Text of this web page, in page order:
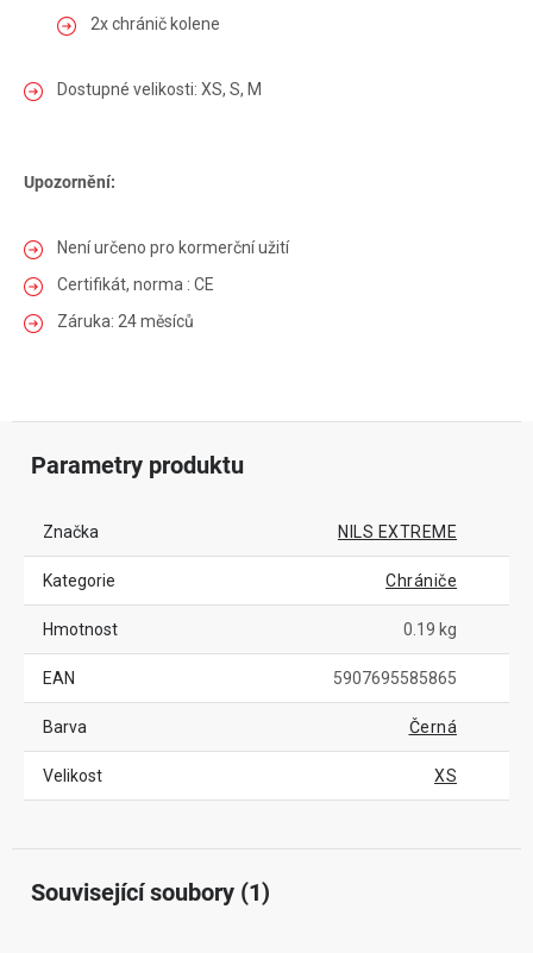
2x chránič kolene
Dostupné velikosti: XS, S, M
Upozornění:
Není určeno pro kormerční užití
Certifikát, norma : CE
Záruka: 24 měsíců
Parametry produktu
Značka NILS EXTREME
Kategorie Chrániče
Hmotnost 0.19 kg
EAN 5907695585865
Barva Černá
Velikost XS
Související soubory (1)